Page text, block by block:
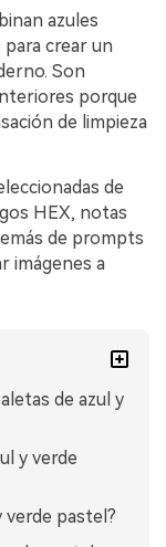
azules
crear un
Son
porque
de limpieza
de
HEX, notas
de prompts
imágenes a
de azul y
y verde
verde pastel?